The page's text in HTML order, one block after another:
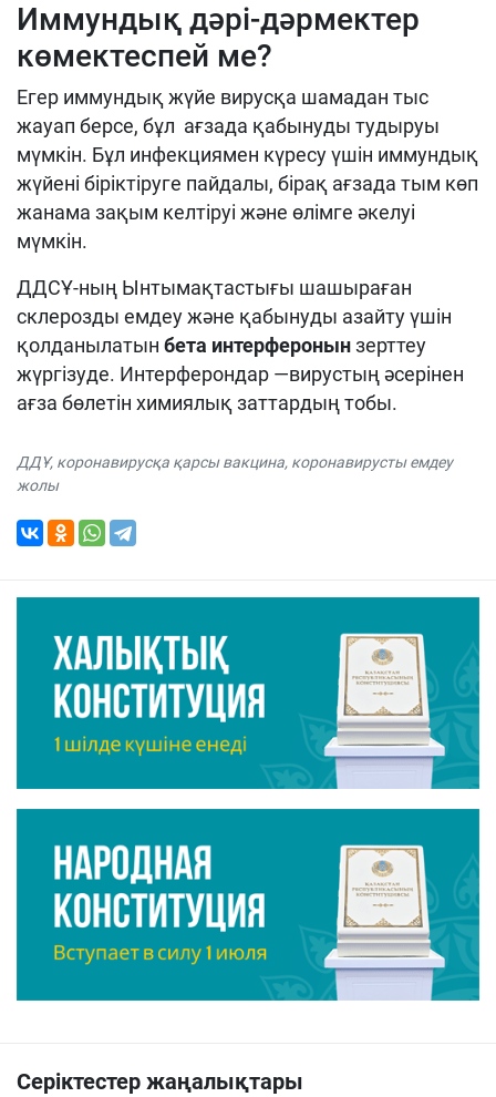
Иммундық дәрі-дәрмектер
көмектеспей ме?
Егер иммундық жүйе вирусқа шамадан тыс
жауап берсе, бұл ағзада қабынуды тудыруы
мүмкін. Бұл инфекциямен күресу үшін иммундық
жүйені біріктіруге пайдалы, бірақ ағзада тым көп
жанама зақым келтіруі және өлімге әкелуі
мүмкін.
ДДСҰ-ның Ынтымақтастығы шашыраған
склерозды емдеу және қабынуды азайту үшін
қолданылатын бета интерферонынзерттеу
жүргізуде. Интерферондар —вирустың әсерінен
ағза бөлетін химиялық заттардың тобы.
ДДҰ, коронавирусқа қарсы вакцина, коронавирусты емдеу
жолы
Серіктестер жаңалықтары